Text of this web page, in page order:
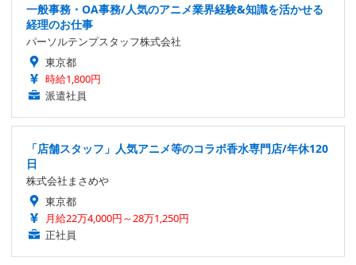
一般事務・OA事務/人気のアニメ業界経験&知識を活かせる
経理のお仕事
パーソルテンプスタッフ株式会社
東京都
時給1,800円
派遣社員
「店舗スタッフ」人気アニメ等のコラボ香水専門店/年休120
日
株式会社まさめや
東京都
月給22万4,000円～28万1,250円
正社員